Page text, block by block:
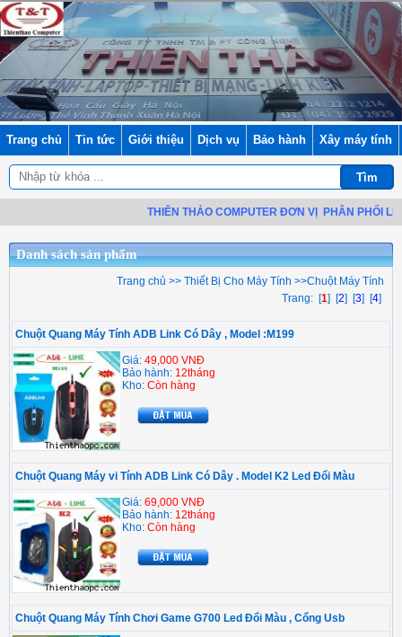
Trang chủ Tin tức Giới thiệu Dịch vụ Bảo hành Xây máy tính
THIÊN THẢO COMPUTER ĐƠN VỊ PHÂN PHỐI LINH
Danh sách sản phẩm
Trang chủ >> Thiết Bị Cho Máy Tính >>Chuột Máy Tính
Trang: [1] [2] [3] [4]
Chuột Quang Máy Tính ADB Link Có Dây , Model :M199
Giá: 49,000 VNĐ
Bảo hành: 12tháng
Kho: Còn hàng
Chuột Quang Máy vi Tính ADB Link Có Dây . Model K2 Led Đổi Màu
Giá: 69,000 VNĐ
Bảo hành: 12tháng
Kho: Còn hàng
Chuột Quang Máy Tính Chơi Game G700 Led Đổi Màu , Cổng Usb